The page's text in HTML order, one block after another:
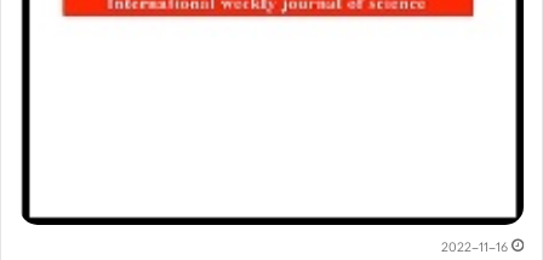
2022-11-16